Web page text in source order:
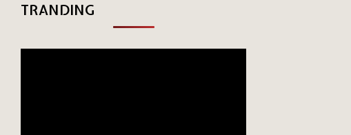
TRANDING